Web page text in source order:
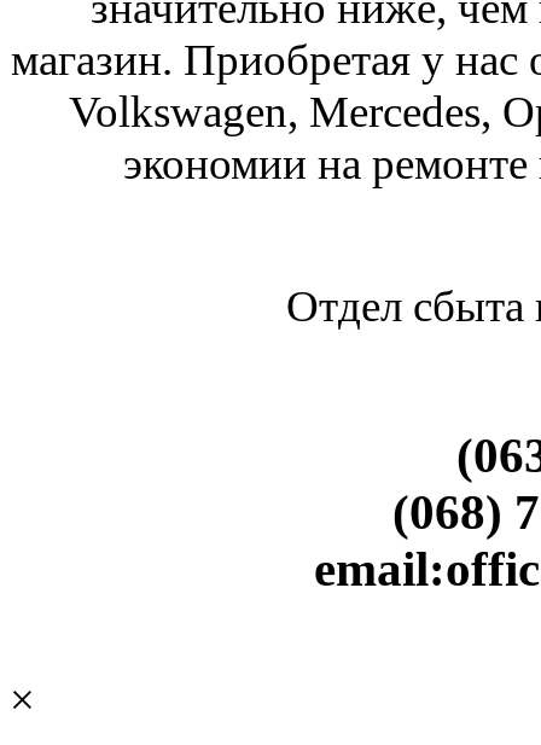
магазин. Приобретая у нас
Volkswagen, Mercedes,
экономии на
Отдел сбыта
(068)
×